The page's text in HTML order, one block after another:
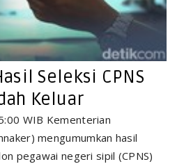
Seleksi CPNS
Keluar
WIB Kementerian
mengumumkan hasil
pegawai negeri sipil (CPNS)